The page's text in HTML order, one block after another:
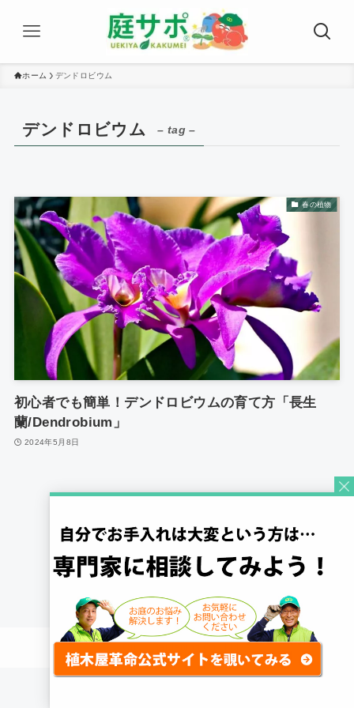
ホーム デンドロビウム
デンドロビウム – tag –
春の植物
初心者でも簡単！デンドロビウムの育て方「長生
蘭/Dendrobium」
2024年5月8日
1